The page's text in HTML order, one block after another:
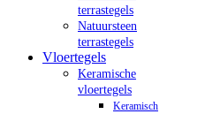
terrastegels
Natuursteen
terrastegels
Vloertegels
Keramische
vloertegels
Keramisch